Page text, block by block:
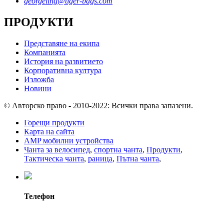
ПРОДУКТИ
Представяне на екипа
Компанията
История на развитието
Корпоративна култура
Изложба
Новини
© Авторско право - 2010-2022: Всички права запазени.
Горещи продукти
Карта на сайта
AMP мобилни устройства
Чанта за велосипед, спортна чанта, Продукти,
Тактическа чанта, раница, Пътна чанта,
Телефон